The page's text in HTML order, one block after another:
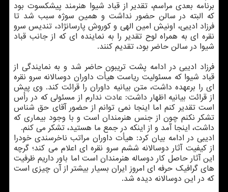
برنامه بعدی مراسم، تقدیر از قباد شیوا هنرمند پیشكسوت بود
كه البته در سالن حضور نداشت و همین سوژه سبب شد تا
فرزاد ادیبی، اونیش امین الهی و كوروش پارسانژاد، تندیس سرو
نقره ای به همراه لوح تقدیر را به نماینده ای كه از جانب قباد
شیوا در سالن حاضر بود، تقدیم كنند.
فرزاد ادیبی در ادامه پشت تریبون حاضر شد و به نمایندگی از
قباد شیوا كه مسئولیت ریاست هیأت داوران دوسالانه سرو نقره
ای را برعهده داشت، متن بیانیه داوران را قرائت كند. وی پیش
از قرائت بیانیه اظهار داشت: عادت ندارم از مسئولی كه در رأس
است تقدیر كنم اما اینجا نمی توانم از حضور آقای حق شناس
تشكر نكنم چون از جنس هنرمندان است و با وجود بیماری كه
داشت، اینجا آمد و از اینكه در جمع ما هستید، تشكر می كنم.
ادیبی در ادامه بیان كرد: هیأت داوران مراتب ناخرسندی خودرا
از كیفیت آثار دوسالانه ششم سرو نقره ای اعلام می كند؛ گرچه
این آثار حاصل كار دوساله هنرمندان است اما باور داریم ظرفیت
های گرافیك حرفه ای امروز ایران بسیار بیشتر از آن چیزی است
كه در این دوسالانه دیده شد.